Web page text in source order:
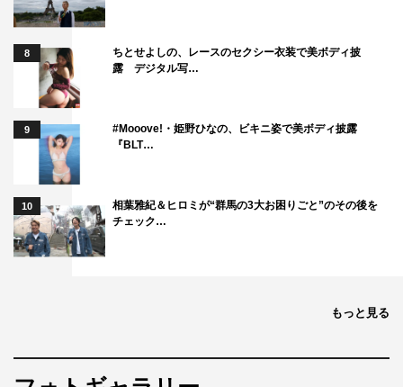
8
ちとせよしの、レースのセクシー衣装で美ボディ披
露 デジタル写…
9
#Mooove!・姫野ひなの、ビキニ姿で美ボディ披露
『BLT…
10
相葉雅紀＆ヒロミが“群馬の3大お困りごと”のその後を
チェック…
もっと見る